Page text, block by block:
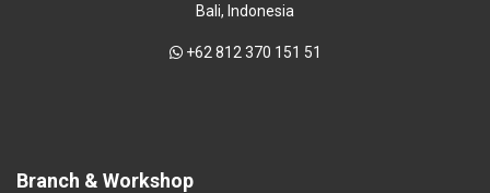
Bali, Indonesia
+62 812 370 151 51
Branch & Workshop